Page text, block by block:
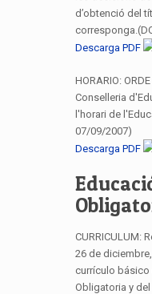
d’obtenció del
Descarga PDF
HORARIO:
Conselleria
l'horari de
07/09/2007)
Descarga PDF
CURRICULUM:
26 de
currículo básico
Obligatoria y